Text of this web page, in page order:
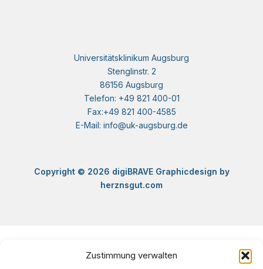
Zustimmung verwalten
Universitätsklinikum Augsburg
Stenglinstr. 2
86156 Augsburg
Telefon: +49 821 400-01
Fax:+49 821 400-4585
E-Mail: info@uk-augsburg.de
Copyright © 2026 digiBRAVE Graphicdesign by
herznsgut.com